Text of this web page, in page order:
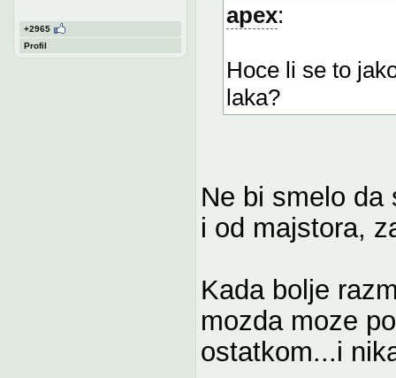
+2965
Profil
apex:
Hoce li se to
laka?
Ne bi smelo da
i od majstora,
Kada bolje
mozda moze
ostatkom...i